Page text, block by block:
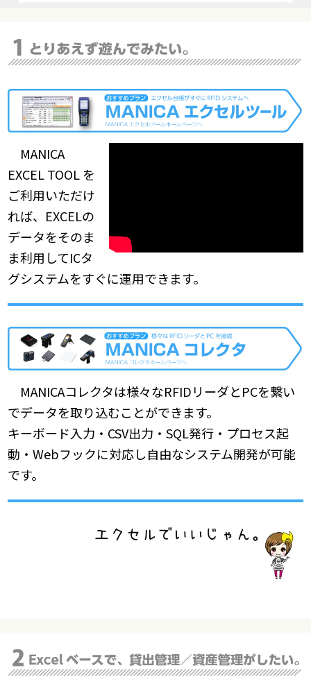
MANICA
EXCEL TOOL を
ご利用いただけ
れば、EXCELの
データをそのま
ま利用してICタ
グシステムをすぐに運用できます。
MANICAコレクタは様々なRFIDリーダとPCを繋い
でデータを取り込むことができます。
キーボード入力・CSV出力・SQL発行・プロセス起
動・Webフックに対応し自由なシステム開発が可能
です。